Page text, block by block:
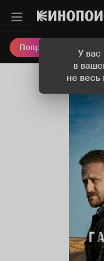
У вас
в
не весь
Попробовать Плюс